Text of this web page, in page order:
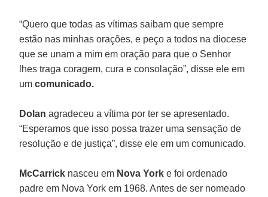
“Quero que todas as vítimas saibam que sempre
estão nas minhas orações, e peço a todos na diocese
que se unam a mim em oração para que o Senhor
lhes traga coragem, cura e consolação”, disse ele em
umcomunicado.
Dolan agradeceu a vítima por ter se apresentado.
“Esperamos que isso possa trazer uma sensação de
resolução e de justiça”, disse ele em um comunicado.
McCarrick nasceu em Nova York e foi ordenado
padre em Nova York em 1968. Antes de ser nomeado